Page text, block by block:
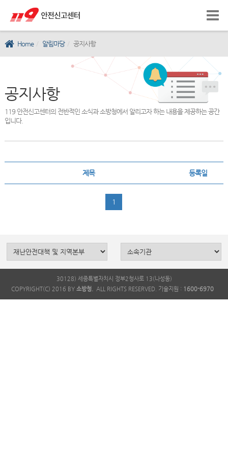
Home 알림마당 공지사항
공지사항
119 안전신고센터의 전반적인 소식과 소방청에서 알리고자 하는 내용을 제공하는 공간
입니다.
제목 등록일
1
30128) 세종특별자치시 정부2청사로 13(나성동)
COPYRIGHT(C) 2016 BY 소방청. ALL RIGHTS RESERVED. 기술지원 : 1600-6970